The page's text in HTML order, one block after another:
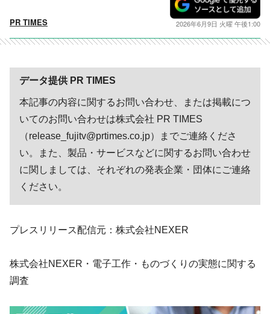
PR TIMES 2026年6月9日 火曜 午後1:00
データ提供 PR TIMES
本記事の内容に関するお問い合わせ、または掲載につ
いてのお問い合わせは株式会社 PR TIMES
（release_fujitv@prtimes.co.jp）までご連絡くださ
い。また、製品・サービスなどに関するお問い合わせ
に関しましては、それぞれの発表企業・団体にご連絡
ください。
プレスリリース配信元：株式会社NEXER
株式会社NEXER・電子工作・ものづくりの実態に関する
調査